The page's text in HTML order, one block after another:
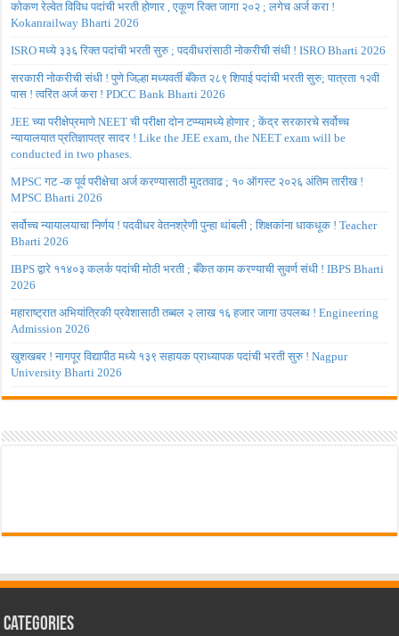
कोकण रेल्वेत विविध पदांची भरती होणार , एकूण रिक्त जागा २०२ ; लगेच अर्ज करा !
Kokanrailway Bharti 2026
ISRO मध्ये ३३६ रिक्त पदांची भरती सुरु ; पदवीधरांसाठी नोकरीची संधी ! ISRO Bharti 2026
सरकारी नोकरीची संधी ! पुणे जिल्हा मध्यवर्ती बँकेत २८९ शिपाई पदांची भरती सुरु; पात्रता १२वी
पास ! त्वरित अर्ज करा ! PDCC Bank Bharti 2026
JEE च्या परीक्षेप्रमाणे NEET ची परीक्षा दोन टप्प्यामध्ये होणार ; केंद्र सरकारचे सर्वोच्च
न्यायालयात प्रतिज्ञापत्र सादर ! Like the JEE exam, the NEET exam will be
conducted in two phases.
MPSC गट -क पूर्व परीक्षेचा अर्ज करण्यासाठी मुदतवाढ ; १० ऑगस्ट २०२६ अंतिम तारीख !
MPSC Bharti 2026
सर्वोच्च न्यायालयाचा निर्णय ! पदवीधर वेतनश्रेणी पुन्हा थांबली ; शिक्षकांना धाकधूक ! Teacher
Bharti 2026
IBPS द्वारे ११४०३ कलर्क पदांची मोठी भरती ; बँकेत काम करण्याची सुवर्ण संधी ! IBPS Bharti
2026
महाराष्ट्रात अभियांत्रिकी प्रवेशासाठी तब्बल २ लाख १६ हजार जागा उपलब्ध ! Engineering
Admission 2026
खुशखबर ! नागपूर विद्यापीठ मध्ये १३९ सहायक प्राध्यापक पदांची भरती सुरु ! Nagpur
University Bharti 2026
Categories